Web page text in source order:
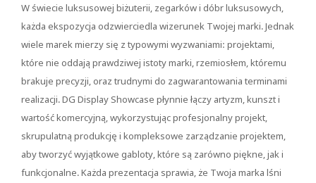
W świecie luksusowej biżuterii, zegarków i dóbr luksusowych,
każda ekspozycja odzwierciedla wizerunek Twojej marki. Jednak
wiele marek mierzy się z typowymi wyzwaniami: projektami,
które nie oddają prawdziwej istoty marki, rzemiosłem, któremu
brakuje precyzji, oraz trudnymi do zagwarantowania terminami
realizacji. DG Display Showcase płynnie łączy artyzm, kunszt i
wartość komercyjną, wykorzystując profesjonalny projekt,
skrupulatną produkcję i kompleksowe zarządzanie projektem,
aby tworzyć wyjątkowe gabloty, które są zarówno piękne, jak i
funkcjonalne. Każda prezentacja sprawia, że ​​Twoja marka lśni